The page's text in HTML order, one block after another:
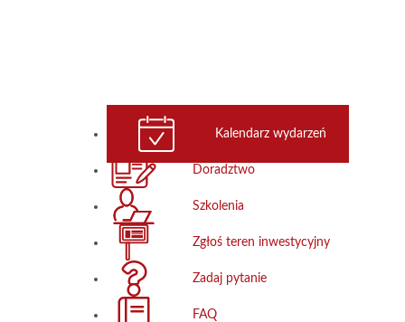
Kalendarz wydarzeń
Doradztwo
Szkolenia
Zgłoś teren inwestycyjny
Zadaj pytanie
FAQ